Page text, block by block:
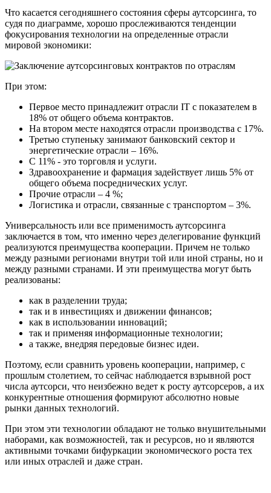
Что касается сегодняшнего состояния сферы аутсорсинга, то
судя по диаграмме, хорошо прослеживаются тенденции
фокусирования технологии на определенные отрасли
мировой экономики:
При этом:
Первое место принадлежит отрасли IT с показателем в
18% от общего объема контрактов.
На втором месте находятся отрасли производства с 17%.
Третью ступеньку занимают банковский сектор и
энергетические отрасли – 16%.
С 11% - это торговля и услуги.
Здравоохранение и фармация задействует лишь 5% от
общего объема посреднических услуг.
Прочие отрасли – 4 %;
Логистика и отрасли, связанные с транспортом – 3%.
Универсальность или все применимость аутсорсинга
заключается в том, что именно через делегирование функций
реализуются преимущества кооперации. Причем не только
между разными регионами внутри той или иной страны, но и
между разными странами. И эти преимущества могут быть
реализованы:
как в разделении труда;
так и в инвестициях и движении финансов;
как в использовании инноваций;
так и применяя информационные технологии;
а также, внедряя передовые бизнес идеи.
Поэтому, если сравнить уровень кооперации, например, с
прошлым столетием, то сейчас наблюдается взрывной рост
числа аутсорси, что неизбежно ведет к росту аутсорсеров, а их
конкурентные отношения формируют абсолютно новые
рынки данных технологий.
При этом эти технологии обладают не только внушительными
наборами, как возможностей, так и ресурсов, но и являются
активными точками бифуркации экономического роста тех
или иных отраслей и даже стран.